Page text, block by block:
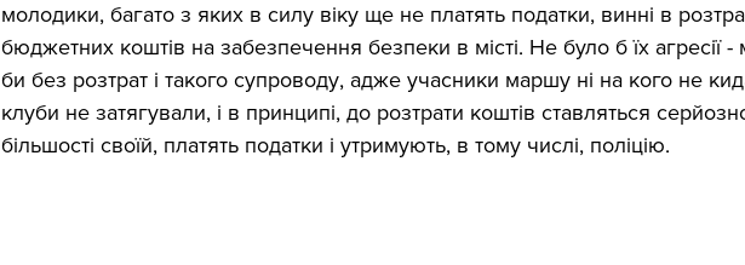
молодики, багато з яких в силу віку ще не платять податки, винні в
бюджетних коштів на забезпечення безпеки в місті. Не було б їх
би без розтрат і такого супроводу, адже учасники маршу ні на кого не
клуби не затягували, і в принципі, до розтрати коштів ставляться
більшості своїй, платять податки і утримують, в тому числі, поліцію.